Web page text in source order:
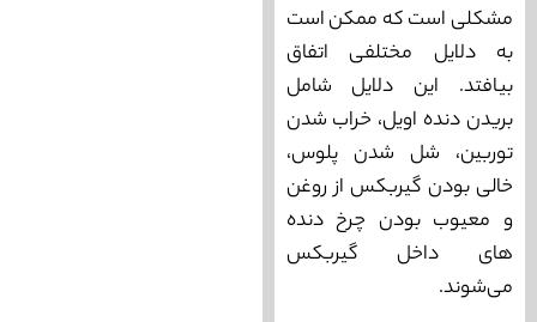
مشکلی است که ممکن است
به دلایل مختلفی اتفاق
بیافتد. این دلایل شامل
بریدن دنده اویل، خراب شدن
توربین، شل شدن پلوس،
خالی بودن گیربکس از روغن
و معیوب بودن چرخ دنده‌
های داخل گیربکس
می‌شوند.